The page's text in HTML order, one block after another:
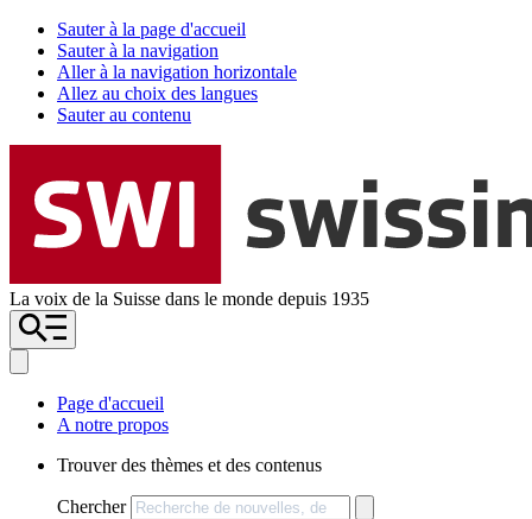
Sauter à la page d'accueil
Sauter à la navigation
Aller à la navigation horizontale
Allez au choix des langues
Sauter au contenu
La voix de la Suisse dans le monde depuis 1935
Page d'accueil
A notre propos
Trouver des thèmes et des contenus
Chercher